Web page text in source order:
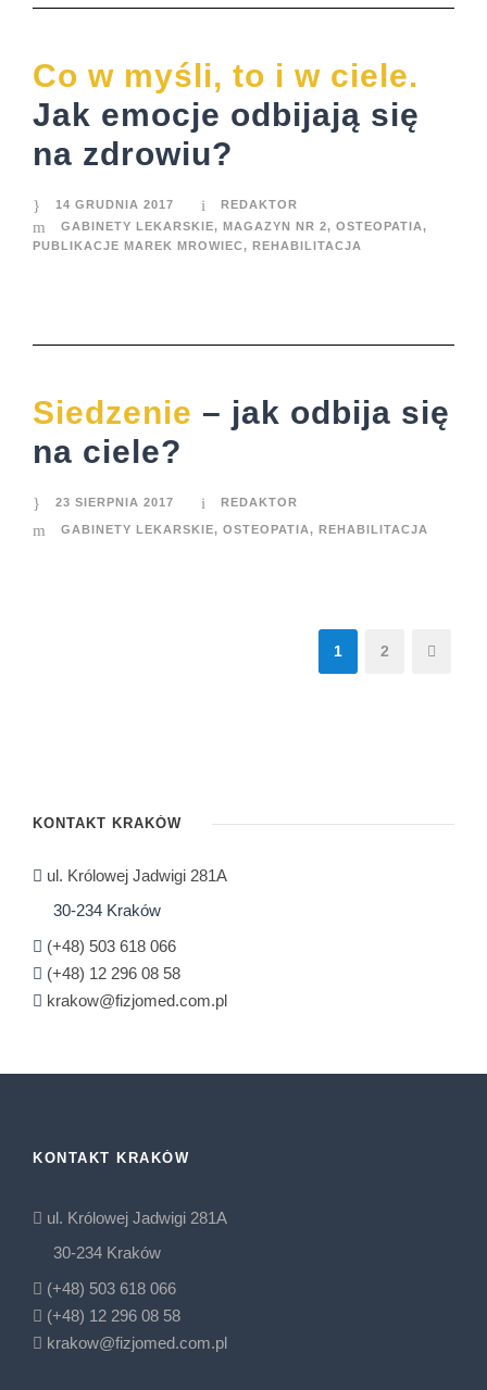
Co w myśli, to i w ciele.
Jak emocje odbijają się
na zdrowiu?
14 GRUDNIA 2017
REDAKTOR
GABINETY LEKARSKIE, MAGAZYN NR 2, OSTEOPATIA,
PUBLIKACJE MAREK MROWIEC, REHABILITACJA
Siedzenie – jak odbija się
na ciele?
23 SIERPNIA 2017 REDAKTOR
GABINETY LEKARSKIE, OSTEOPATIA, REHABILITACJA
1 2
KONTAKT KRAKÓW
ul. Królowej Jadwigi 281A
30-234 Kraków
(+48) 503 618 066
(+48) 12 296 08 58
krakow@fizjomed.com.pl
KONTAKT KRAKÓW
ul. Królowej Jadwigi 281A
30-234 Kraków
(+48) 503 618 066
(+48) 12 296 08 58
krakow@fizjomed.com.pl